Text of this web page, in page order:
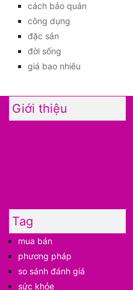
cách bảo quản
công dụng
đặc sản
đời sống
giá bao nhiêu
Giới thiệu
Tag
mua bán
phương pháp
so sánh đánh giá
sức khỏe